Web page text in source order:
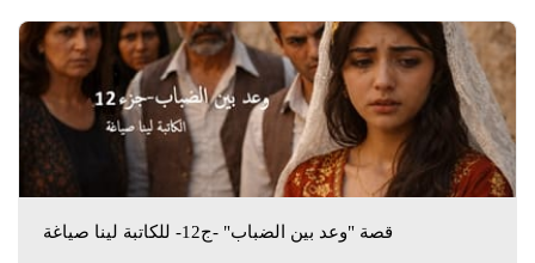
قصة "وعد بين الضباب" -ج12- للكاتبة لينا صياغة